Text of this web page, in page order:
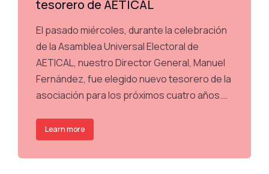
tesorero de AETICAL
El pasado miércoles, durante la celebración
de la Asamblea Universal Electoral de
AETICAL, nuestro Director General, Manuel
Fernández, fue elegido nuevo tesorero de la
asociación para los próximos cuatro años.…
Learn more